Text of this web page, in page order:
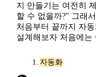
지 만들기는 여전히
할 수 없을까?" 그래
처음부터 끝까지 자
설계해보자 처음에는
자동화